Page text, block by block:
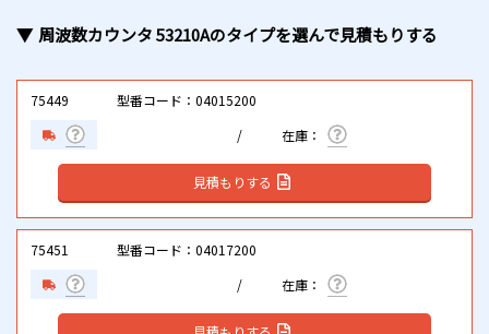
周波数カウンタ 53210Aのタイプを選んで見積もりする
75449 型番コード：04015200
見積もりする
75451 型番コード：04017200